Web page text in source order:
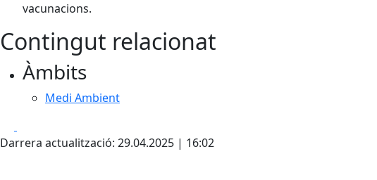
vacunacions.
Contingut relacionat
Àmbits
Medi Ambient
Darrera actualització: 29.04.2025 | 16:02